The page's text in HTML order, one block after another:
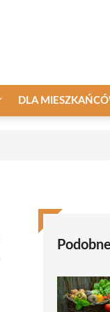
DLA